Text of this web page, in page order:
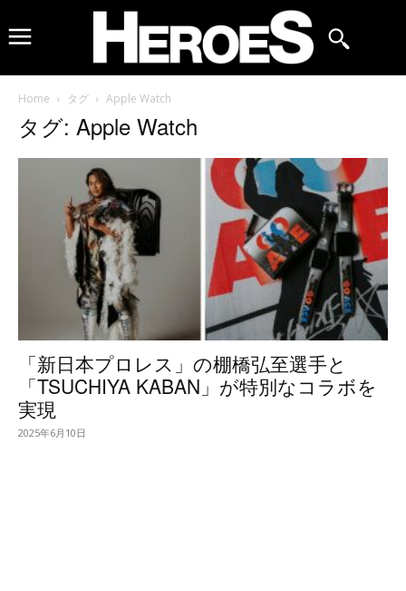
Home タグ Apple Watch
タグ: Apple Watch
「新日本プロレス」の棚橋弘至選手と
「TSUCHIYA KABAN」が特別なコラボを
実現
2025年6月10日